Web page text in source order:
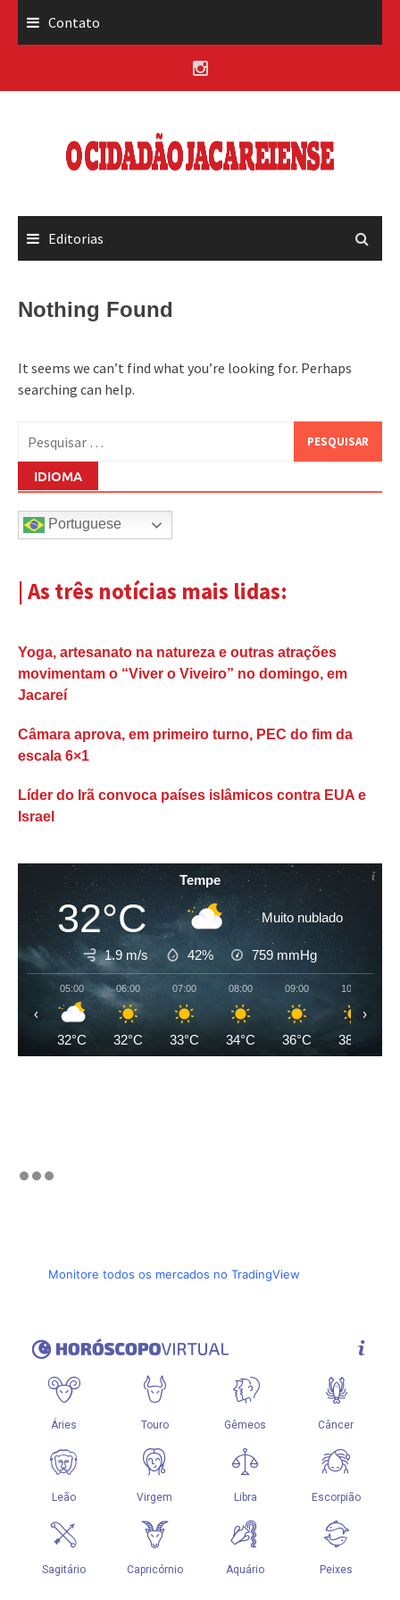
Contato
Editorias
Nothing Found
It seems we can’t find what you’re looking for. Perhaps
searching can help.
por:
IDIOMA
Portuguese
| As três notícias mais lidas:
Yoga, artesanato na natureza e outras atrações
movimentam o “Viver o Viveiro” no domingo, em
Jacareí
Câmara aprova, em primeiro turno, PEC do fim da
escala 6×1
Líder do Irã convoca países islâmicos contra EUA e
Israel
Tempe
32°C Muito nublado
1.9 m/s 42% 759 mmHg
05:00
32°C
06:00
32°C
07:00
33°C
08:00
34°C
09:00
36°C
10:00
38°C
‹ ›
Monitore todos os mercados no TradingView